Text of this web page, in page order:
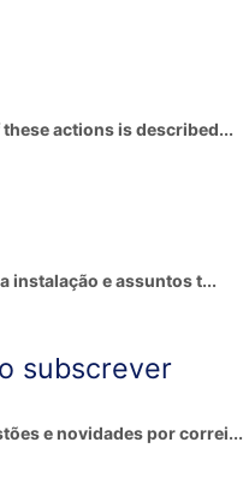
actions is described...
instalação e assuntos t...
subscrever
e novidades por correi...